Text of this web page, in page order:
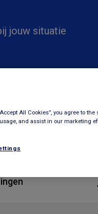
jouw situatie
All Cookies”, you agree to
and assist in our marketing